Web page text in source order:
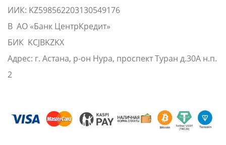
ИИК: KZ598562203130549176
В АО «Банк ЦентрКредит»
БИК KCJBKZKX
Адрес: г. Астана, р-он Нура, проспект Туран д.30А н.п.
2